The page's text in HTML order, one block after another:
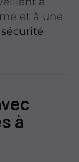
et à une
sécurité
à